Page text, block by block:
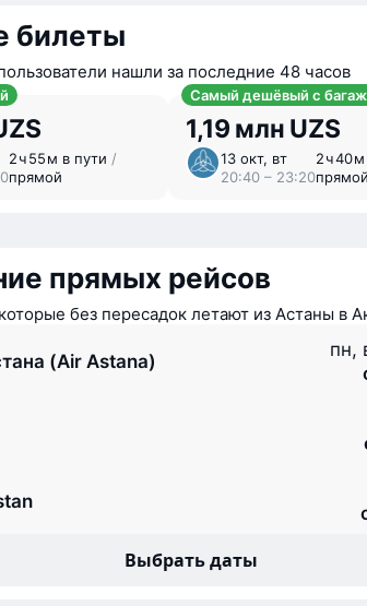
билеты
нашли за последние 48 часов
2 ⁠ч 55 ⁠м в пути /
прямой
Самый дешёвый с
1,19 млн UZS
13 окт, вт
20:40 – 23:20
2 ⁠ч 40
прямой
прямых рейсов
без пересадок летают из Астаны в
(Air Astana)
пн,
Выбрать даты